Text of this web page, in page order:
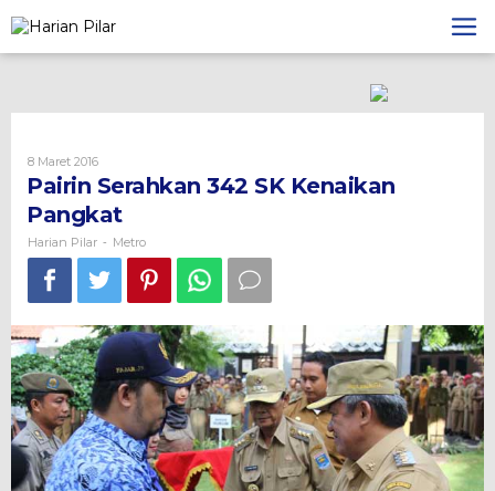
to
content
8 Maret 2016Oleh
Harian
Pilar
Pairin Serahkan 342 SK Kenaikan
Pangkat
Harian Pilar - Metro